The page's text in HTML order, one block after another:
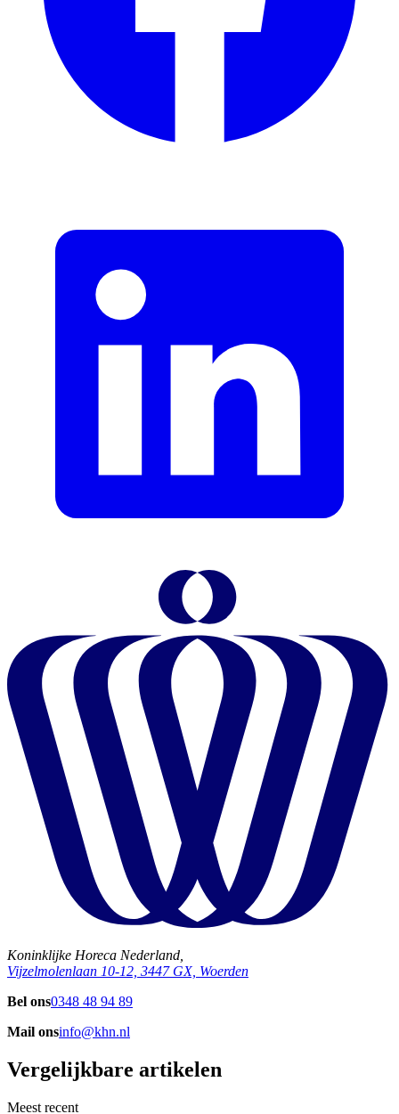
Koninklijke Horeca Nederland,
Vijzelmolenlaan 10-12, 3447 GX, Woerden
Bel ons0348 48 94 89
Mail onsinfo@khn.nl
Vergelijkbare artikelen
Meest recent